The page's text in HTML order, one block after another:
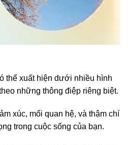
thể xuất hiện dưới nhiều hình
những thông điệp riêng biệt.
xúc, mối quan hệ, và thậm chí
trong cuộc sống của bạn.